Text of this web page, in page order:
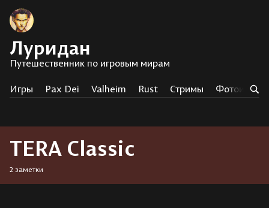
Луридан
Путешественник по игровым мирам
Игры Pax Dei Valheim Rust Стримы
TERA Classic
2 заметки